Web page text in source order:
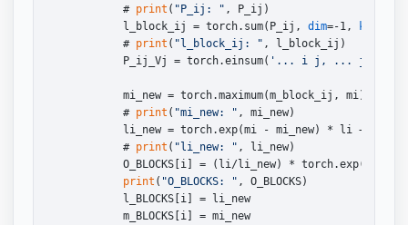
            #
print ( "P_ij: " , P_ij)
            l_block_ij = torch.sum(P_ij,
dim=-1,
            #
print ( "l_block_ij: " , l_block_ij)
            P_ij_Vj = torch.einsum(
'... i j, ... j d ->
            mi_new = torch.maximum(m_block_ij, mi)
            #
print ( "mi_new: " , mi_new)
li_new = torch.exp(mi - mi_new) * li +
            #
print ( "li_new: " , li_new)
O_BLOCKS[i] = (li/li_new) * torch.exp(mi -
print ( "O_BLOCKS: " , O_BLOCKS)
            l_BLOCKS[i] = li_new
            m_BLOCKS[i] = mi_new